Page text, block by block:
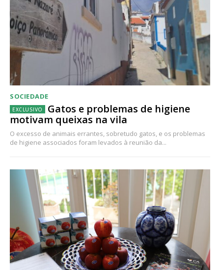
SOCIEDADE
Gatos e problemas de higiene
motivam queixas na vila
O excesso de animais errantes, sobretudo gatos, e os problemas
de higiene associados foram levados à reunião da...